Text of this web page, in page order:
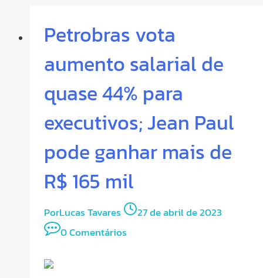
Petrobras vota
aumento salarial de
quase 44% para
executivos; Jean Paul
pode ganhar mais de
R$ 165 mil
PorLucas Tavares
27 de abril de 2023
0 Comentários